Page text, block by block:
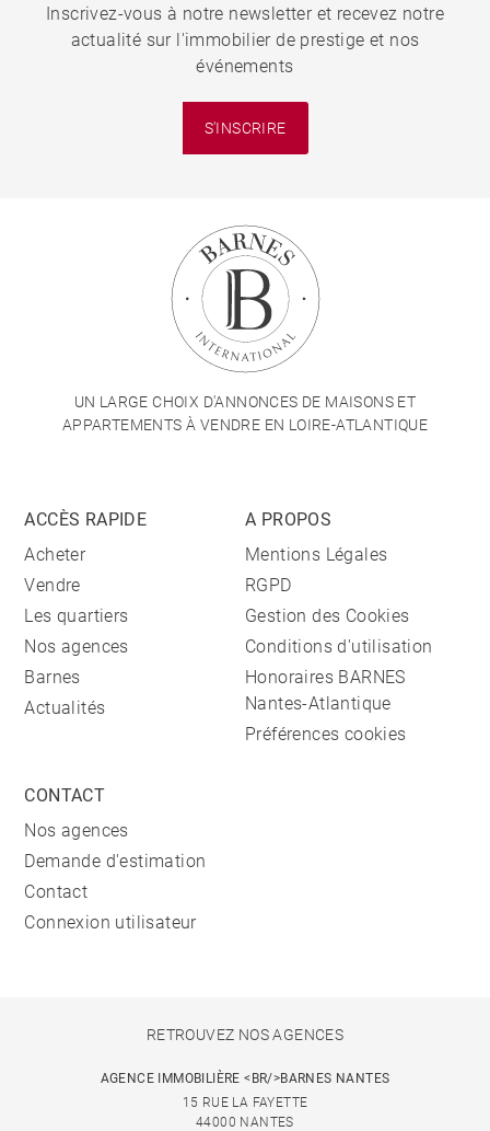
Inscrivez-vous à notre newsletter et recevez notre
actualité sur l'immobilier de prestige et nos
événements
S'INSCRIRE
UN LARGE CHOIX D'ANNONCES DE MAISONS ET
APPARTEMENTS À VENDRE EN LOIRE-ATLANTIQUE
ACCÈS RAPIDE
Acheter
Vendre
Les quartiers
Nos agences
Barnes
Actualités
A PROPOS
Mentions Légales
RGPD
Gestion des Cookies
Conditions d'utilisation
Honoraires BARNES
Nantes-Atlantique
Préférences cookies
CONTACT
Nos agences
Demande d'estimation
Contact
Connexion utilisateur
RETROUVEZ NOS AGENCES
AGENCE IMMOBILIÈRE <BR/>BARNES NANTES
15 RUE LA FAYETTE
44000 NANTES